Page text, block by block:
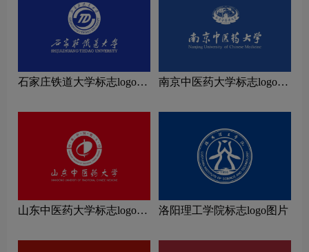
石家庄铁道大学标志logo图
南京中医药大学标志logo图
山东中医药大学标志logo图
洛阳理工学院标志logo图片